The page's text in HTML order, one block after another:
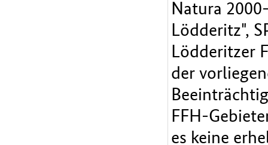
Natura
Lödderitz",
Lödderitzer
der
FFH-
es keine